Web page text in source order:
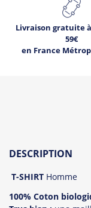
Livraison gratuite
59€
en France
DESCRIPTION
T-SHIRT Homme
100% Coton